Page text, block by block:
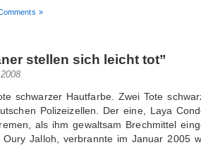
»
stellen sich leicht tot”
schwarzer Hautfarbe. Zwei Tote
Polizeizellen. Der eine, Laya
als ihm gewaltsam Brechmittel
Jalloh, verbrannte im Januar 2005